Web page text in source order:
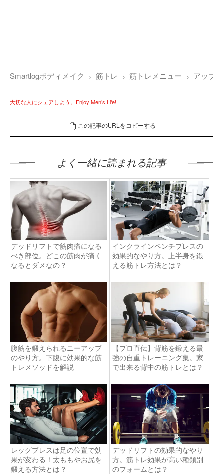
Smartlogボディメイク 筋トレ 筋トレメニュー アップ
大切な人にシェアしよう。Enjoy Men’s Life!
この記事のURLをコピーする
よく一緒に読まれる記事
デッドリフトで筋肉痛になる
べき部位。どこの筋肉が痛く
なるとダメなの？
インクラインベンチプレスの
効果的なやり方。上半身を鍛
える筋トレ方法とは？
腹筋を鍛えられるニーアップ
のやり方。下腹に効果的な筋
トレメソッドを解説
【プロ直伝】背筋を鍛える最
強の自重トレーニング集。家
で出来る背中の筋トレとは？
レッグプレスは足の位置で効
果が変わる！太ももやお尻を
鍛える方法とは？
デッドリフトの効果的なやり
方。筋トレ効果が高い種類別
のフォームとは？